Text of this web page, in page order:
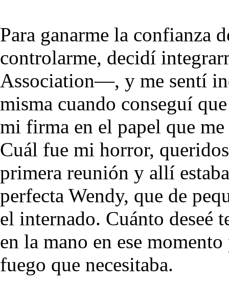
Para ganarme la confianza
controlarme, decidí
Association—, y me sentí
misma cuando conseguí
mi firma en el papel que
Cuál fue mi horror,
primera reunión y allí
perfecta Wendy, que de
el internado. Cuánto deseé
en la mano en ese
fuego que necesitaba.